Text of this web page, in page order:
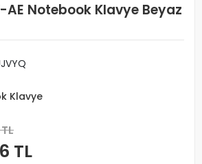
AE Notebook Klavye Beyaz
Klavye
TL